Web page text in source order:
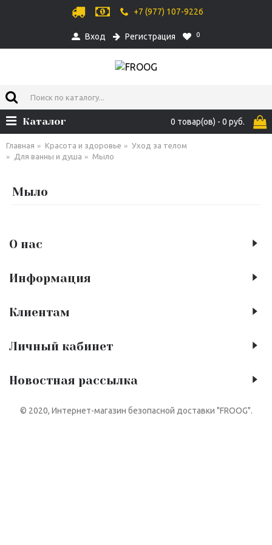
+7 (977) 107-9226
Вход Регистрация 0
0 товар(ов) - 0 руб.
Каталог
Главная Красота и здоровье
Уход за телом
Для ванны и душа
Мыло
Мыло
О нас
Информация
Клиентам
Личный кабинет
Новостная рассылка
© 2020, Интернет-магазин безопасной доставки "FROOG".